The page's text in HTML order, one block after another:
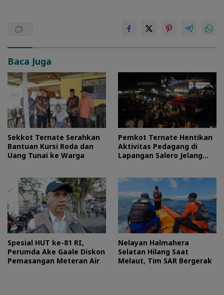
Baca Juga
Sekkot Ternate Serahkan
Bantuan Kursi Roda dan
Uang Tunai ke Warga
Pemkot Ternate Hentikan
Aktivitas Pedagang di
Lapangan Salero Jelang
Spesial HUT ke-81 RI,
Perumda Ake Gaale Diskon
Pemasangan Meteran Air
Nelayan Halmahera
Selatan Hilang Saat
Melaut, Tim SAR Bergerak